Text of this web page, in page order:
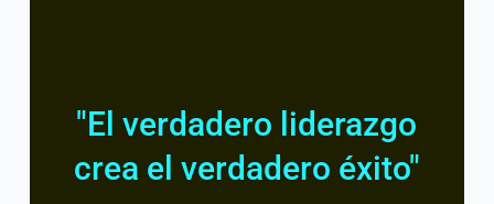
"El verdadero liderazgo
crea el verdadero éxito"